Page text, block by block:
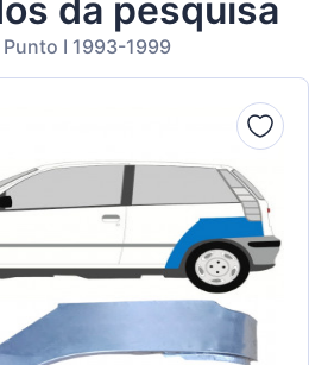
Latvian
da pesquisa
Punto I 1993-1999